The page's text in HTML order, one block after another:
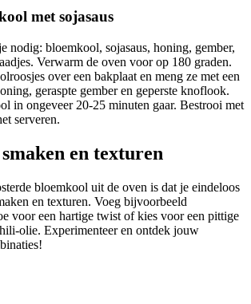
met sojasaus
nodig: bloemkool, sojasaus, honing, gember,
Verwarm de oven voor op 180 graden.
over een bakplaat en meng ze met een
geraspte gember en geperste knoflook.
in ongeveer 20-25 minuten gaar. Bestrooi met
serveren.
en texturen
bloemkool uit de oven is dat je eindeloos
en texturen. Voeg bijvoorbeeld
voor een hartige twist of kies voor een pittige
olie. Experimenteer en ontdek jouw